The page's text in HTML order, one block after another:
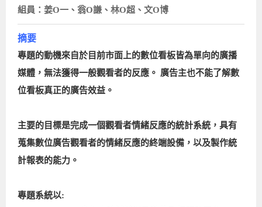
組員：姜O一、翁O謙、林O超、文O博
摘要
專題的動機來自於目前市面上的數位看板皆為單向的廣播
媒體，無法獲得一般觀看者的反應。 廣告主也不能了解數
位看板真正的廣告效益。
主要的目標是完成一個觀看者情緒反應的統計系統，具有
蒐集數位廣告觀看者的情緒反應的終端設備，以及製作統
計報表的能力。
專題系統以: